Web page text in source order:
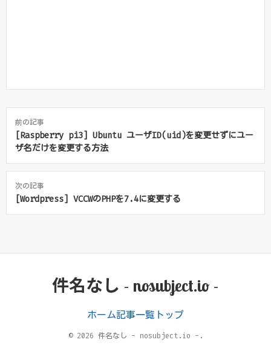
前の記事
[Raspberry pi3] Ubuntu ユーザID(uid)を変更せずにユー
ザ名だけを変更する方法
次の記事
[Wordpress] VCCWのPHPを7.4に変更する
件名なし - nosubject.io -
ホーム記事一覧 トップ
© 2026 件名なし - nosubject.io -.